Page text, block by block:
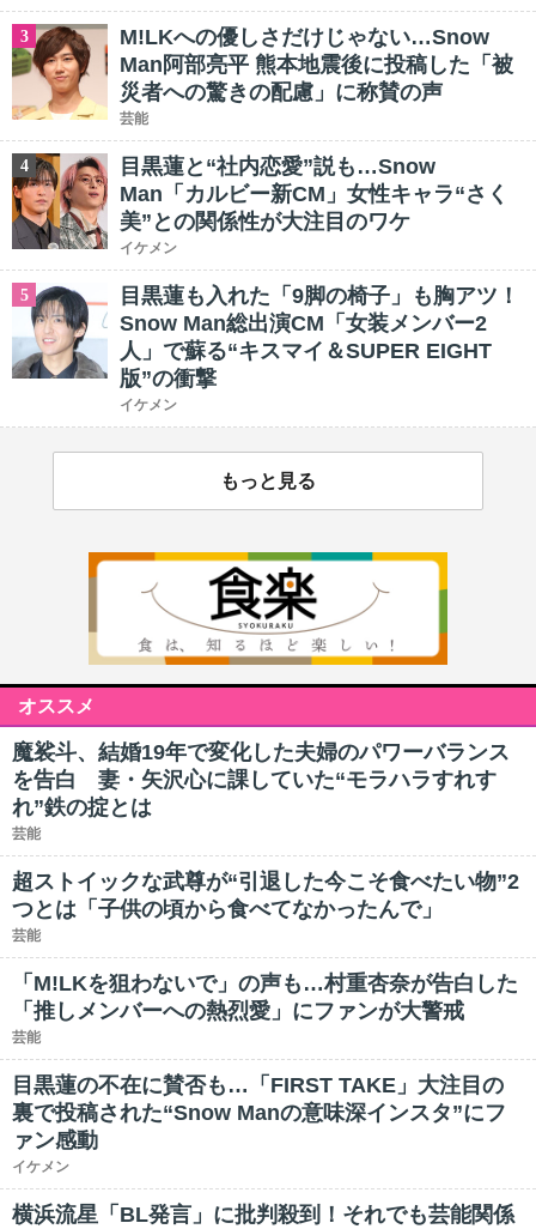
3
M!LKへの優しさだけじゃない…Snow
Man阿部亮平 熊本地震後に投稿した「被
災者への驚きの配慮」に称賛の声
芸能
4
目黒蓮と“社内恋愛”説も…Snow
Man「カルビー新CM」女性キャラ“さく
美”との関係性が大注目のワケ
イケメン
5
目黒蓮も入れた「9脚の椅子」も胸アツ！
Snow Man総出演CM「女装メンバー2
人」で蘇る“キスマイ＆SUPER EIGHT
版”の衝撃
イケメン
もっと見る
オススメ
魔裟斗、結婚19年で変化した夫婦のパワーバランス
を告白 妻・矢沢心に課していた“モラハラすれす
れ”鉄の掟とは
芸能
超ストイックな武尊が“引退した今こそ食べたい物”2
つとは「子供の頃から食べてなかったんで」
芸能
「M!LKを狙わないで」の声も…村重杏奈が告白した
「推しメンバーへの熱烈愛」にファンが大警戒
芸能
目黒蓮の不在に賛否も…「FIRST TAKE」大注目の
裏で投稿された“Snow Manの意味深インスタ”にフ
ァン感動
イケメン
横浜流星「BL発言」に批判殺到！それでも芸能関係